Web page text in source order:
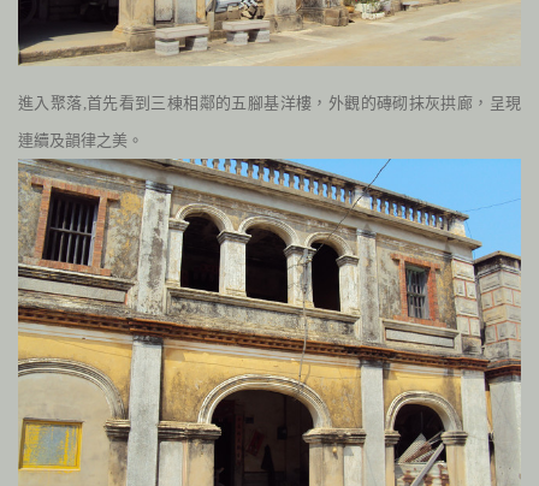
進入聚落,首先看到三棟相鄰的五腳基洋樓，外觀的磚砌抹灰拱廊，呈現
連續及韻律之美。